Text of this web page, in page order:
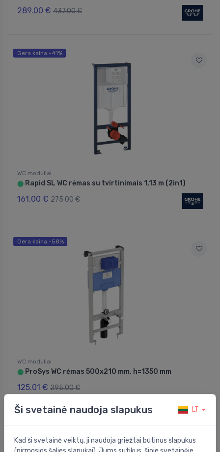
289.00 € 437.00 €
Gera kaina -41%
WC moduliai
⬤ Rapid SL WC rėmas su tvirtinimais 1,13 m (2in1)
161.00 € 275.00 €
Gera kaina -58%
WC moduliai
⬤ ProSys WC rėmas 500x210 mm, h=1350 mm
125.01 € 295.00 €
Gera kaina -41%
Ši svetainė naudoja slapukus LT
Kad ši svetainė veiktų, ji naudoja griežtai būtinus slapukus